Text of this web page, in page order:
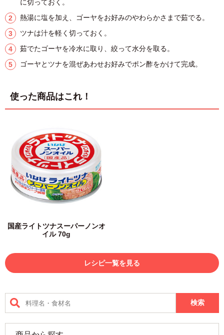
に切っておく。
熱湯に塩を加え、ゴーヤをお好みのやわらかさまで茹でる。
ツナは汁を軽く切っておく。
茹でたゴーヤを冷水に取り、絞って水分を取る。
ゴーヤとツナを混ぜあわせお好みでポン酢をかけて完成。
使った商品はこれ！
国産ライトツナスーパーノンオ
イル 70g
レシピ一覧を見る